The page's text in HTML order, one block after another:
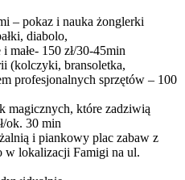
– pokaz i nauka żonglerki
diabolo,
małe- 150 zł/30-45min
(kolczyki, bransoletka,
profesjonalnych sprzętów – 100
magicznych, które zadziwią
ok. 30 min
i piankowy plac zabaw z
w lokalizacji Famigi na ul.